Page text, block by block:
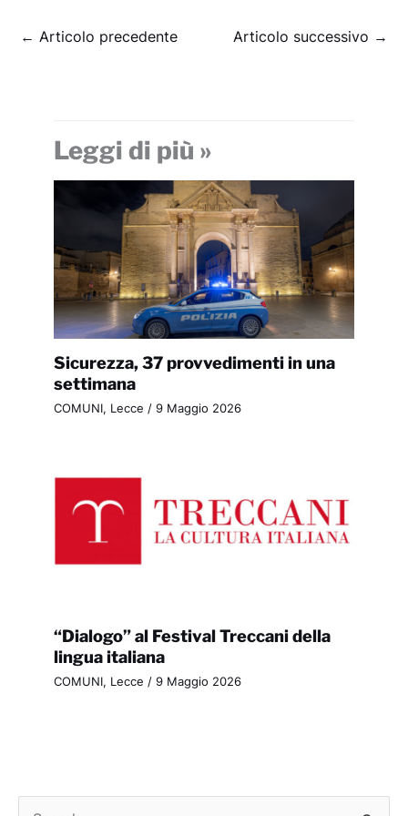
← Articolo precedente Articolo successivo →
Leggi di più »
Sicurezza, 37 provvedimenti in una
settimana
COMUNI, Lecce / 9 Maggio 2026
“Dialogo” al Festival Treccani della
lingua italiana
COMUNI, Lecce / 9 Maggio 2026